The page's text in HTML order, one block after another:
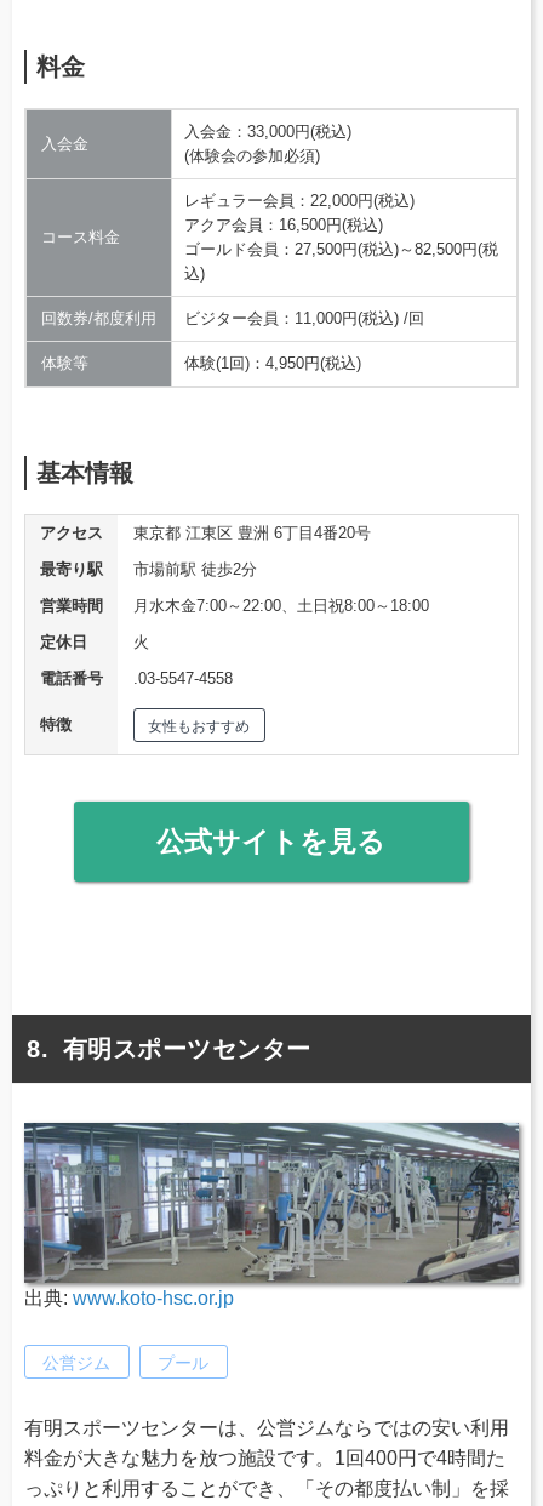
料金
入会金
入会金：33,000円(税込)
(体験会の参加必須)
コース料金
レギュラー会員：22,000円(税込)
アクア会員：16,500円(税込)
ゴールド会員：27,500円(税込)～82,500円(税
込)
回数券/都度利用 ビジター会員：11,000円(税込) /回
体験等 体験(1回)：4,950円(税込)
基本情報
アクセス
東京都 江東区 豊洲 6丁目4番20号
最寄り駅
市場前駅 徒歩2分
営業時間
月水木金7:00～22:00、土日祝8:00～18:00
定休日
火
電話番号
.03-5547-4558
特徴 女性もおすすめ
公式サイトを見る
有明スポーツセンター
出典: www.koto-hsc.or.jp
公営ジム プール
有明スポーツセンターは、公営ジムならではの安い利用
料金が大きな魅力を放つ施設です。1回400円で4時間た
っぷりと利用することができ、「その都度払い制」を採